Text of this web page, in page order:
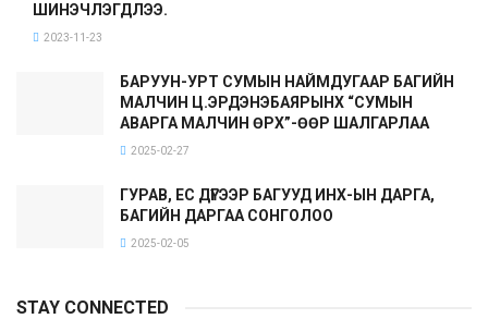
ШИНЭЧЛЭГДЛЭЭ.
2023-11-23
БАРУУН-УРТ СУМЫН НАЙМДУГААР БАГИЙН
МАЛЧИН Ц.ЭРДЭНЭБАЯРЫНХ “СУМЫН
АВАРГА МАЛЧИН ӨРХ”-ӨӨР ШАЛГАРЛАА
2025-02-27
ГУРАВ, ЕС ДҮГЭЭР БАГУУД ИНХ-ЫН ДАРГА,
БАГИЙН ДАРГАА СОНГОЛОО
2025-02-05
STAY CONNECTED